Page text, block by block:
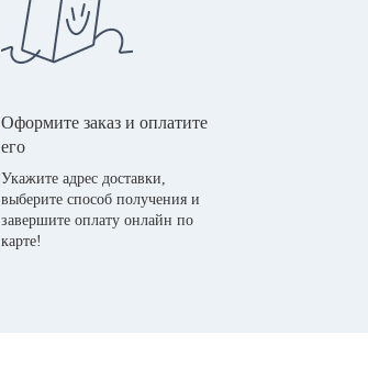
Оформите заказ и оплатите
его
Укажите адрес доставки,
выберите способ получения и
завершите оплату онлайн по
карте!